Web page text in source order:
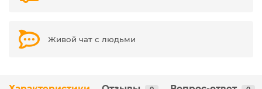
Живой чат с людьми